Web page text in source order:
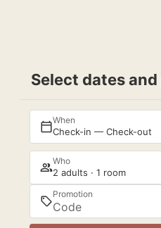
Select dates
When
Check-in — Check-out
Who
2 adults · 1 room
Promotion